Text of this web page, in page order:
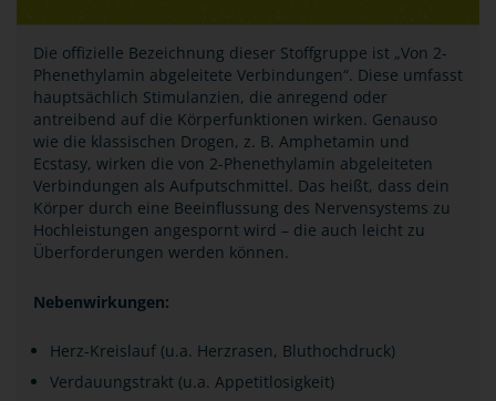
Die offizielle Bezeichnung dieser Stoffgruppe ist „Von 2-
Phenethylamin abgeleitete Verbindungen“. Diese umfasst
hauptsächlich Stimulanzien, die anregend oder
antreibend auf die Körperfunktionen wirken. Genauso
wie die klassischen Drogen, z. B. Amphetamin und
Ecstasy, wirken die von 2-Phenethylamin abgeleiteten
Verbindungen als Aufputschmittel. Das heißt, dass dein
Körper durch eine Beeinflussung des Nervensystems zu
Hochleistungen angespornt wird – die auch leicht zu
Überforderungen werden können.
Nebenwirkungen:
Herz-Kreislauf (u.a. Herzrasen, Bluthochdruck)
Verdauungstrakt (u.a. Appetitlosigkeit)